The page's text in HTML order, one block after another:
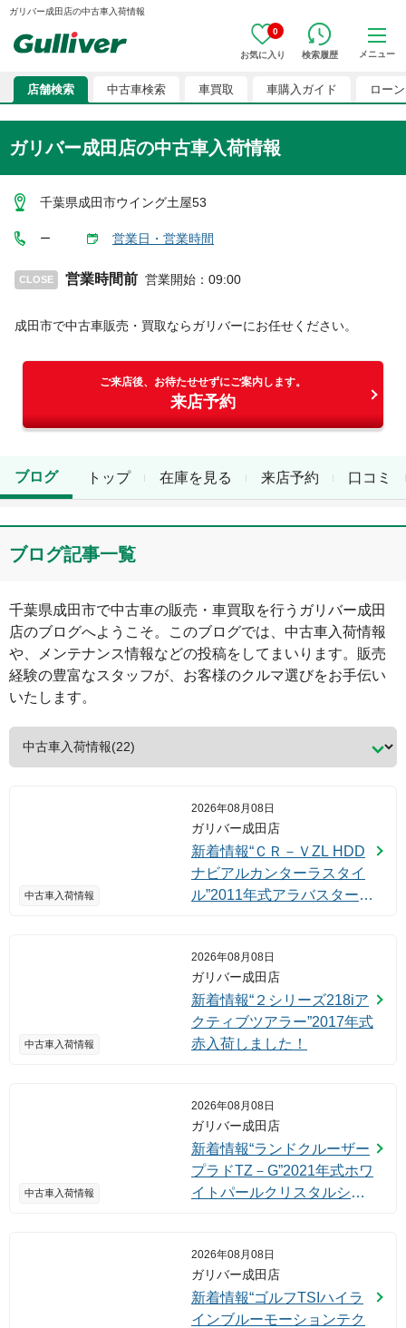
ガリバー成田店の中古車入荷情報
0
お気に入り 検索履歴 メニュー
店舗検索 中古車検索 車買取 車購入ガイド ローン
ガリバー成田店の中古車入荷情報
千葉県成田市ウイング土屋53
ー 営業日・営業時間
CLOSE 営業時間前 営業開始 ： 09:00
成田市で中古車販売・買取ならガリバーにお任せください。
ご来店後、お待たせせずにご案内します。
来店予約
トップ 在庫を見る 来店予約 口コミ
ブログ
ブログ記事一覧
千葉県成田市で中古車の販売・車買取を行う ガリバー成田
店のブログへようこそ。このブログでは、中古車入荷情報
や、メンテナンス情報などの投稿をしてまいります。販売
経験の豊富なスタッフが、お客様のクルマ選びをお手伝い
いたします。
中古車入荷情報
2026年08月08日
ガリバー成田店
新着情報“ＣＲ－ＶZL HDD
ナビアルカンターラスタイ
ル”2011年式アラバスターシ
中古車入荷情報
2026年08月08日
ガリバー成田店
新着情報“２シリーズ218iア
クティブツアラー”2017年式
赤入荷しました！
中古車入荷情報
2026年08月08日
ガリバー成田店
新着情報“ランドクルーザー
プラドTZ－G”2021年式ホワ
イトパールクリスタルシャ
2026年08月08日
ガリバー成田店
新着情報“ゴルフTSIハイラ
インブルーモーションテク